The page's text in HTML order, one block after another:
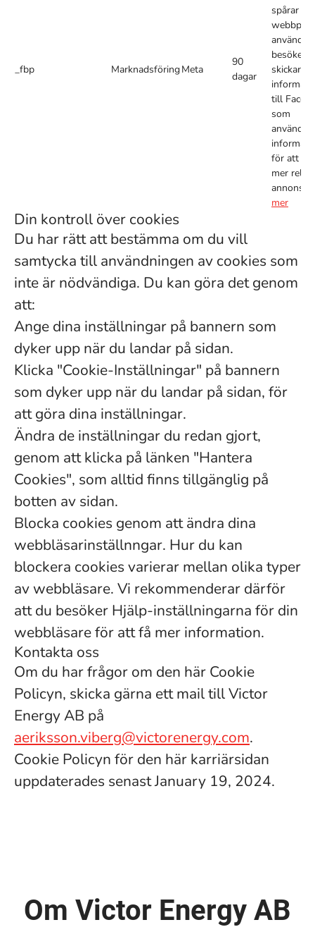
_fbp MarknadsföringMeta
90
dagar
spårar
besöker
skickar
till
som
använder
för att
mer
mer
Din kontroll över cookies
Du har rätt att bestämma om du vill
samtycka till användningen av cookies som
inte är nödvändiga. Du kan göra det genom
att:
Ange dina inställningar på bannern som
dyker upp när du landar på sidan.
Klicka "Cookie-Inställningar" på bannern
som dyker upp när du landar på sidan, för
att göra dina inställningar.
Ändra de inställningar du redan gjort,
genom att klicka på länken "Hantera
Cookies", som alltid finns tillgänglig på
botten av sidan.
Blocka cookies genom att ändra dina
webbläsarinställnngar. Hur du kan
blockera cookies varierar mellan olika typer
av webbläsare. Vi rekommenderar därför
att du besöker Hjälp-inställningarna för din
webbläsare för att få mer information.
Kontakta oss
Om du har frågor om den här Cookie
Policyn, skicka gärna ett mail till Victor
Energy AB på
aeriksson.viberg@victorenergy.com.
Cookie Policyn för den här karriärsidan
uppdaterades senast January 19, 2024.
Om Victor Energy AB